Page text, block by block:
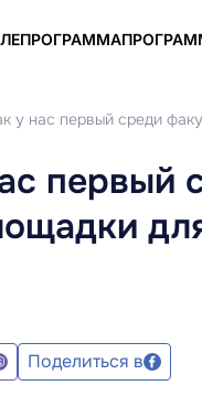
у нас первый среди
первый
Поделиться в